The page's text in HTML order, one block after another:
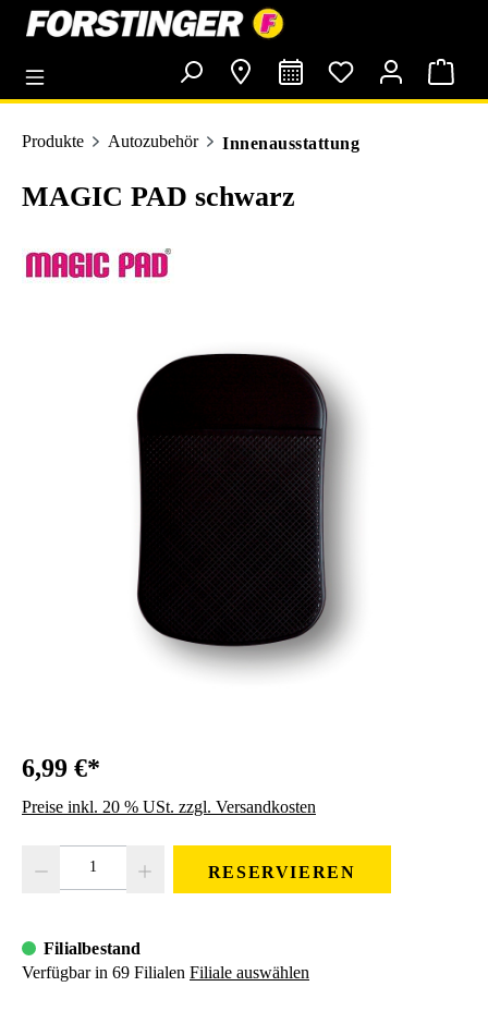
springen
Produkte Autozubehör Innenausstattung
MAGIC PAD schwarz
6,99 €*
Preise inkl. 20 % USt. zzgl. Versandkosten
RESERVIEREN
Filialbestand
Verfügbar in 69 Filialen Filiale auswählen